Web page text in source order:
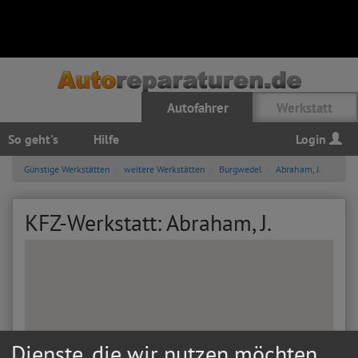
Autofahrer Werkstatt
So geht's Hilfe Login
Günstige Werkstätten weitere Werkstätten Burgwedel Abraham, J.
KFZ-Werkstatt: Abraham, J.